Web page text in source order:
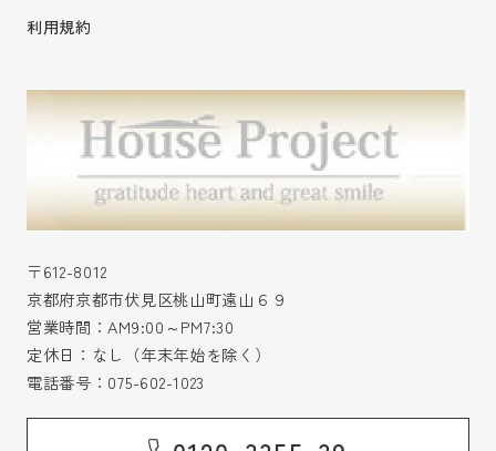
利用規約
〒612-8012
京都府京都市伏見区桃山町遠山６９
営業時間：AM9:00～PM7:30
定休日：なし（年末年始を除く）
電話番号： 075-602-1023